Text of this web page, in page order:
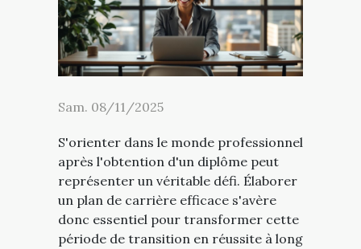
Sam. 08/11/2025
S'orienter dans le monde professionnel
après l'obtention d'un diplôme peut
représenter un véritable défi. Élaborer
un plan de carrière efficace s'avère
donc essentiel pour transformer cette
période de transition en réussite à long